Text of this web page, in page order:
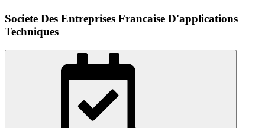
Societe Des Entreprises Francaise D'applications
Techniques